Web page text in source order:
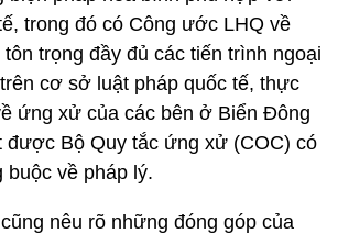
trong đó có Công ước LHQ về
trọng đầy đủ các tiến trình ngoại
cơ sở luật pháp quốc tế, thực
ứng xử của các bên ở Biển Đông
được Bộ Quy tắc ứng xử (COC) có
buộc về pháp lý.
nêu rõ những đóng góp của